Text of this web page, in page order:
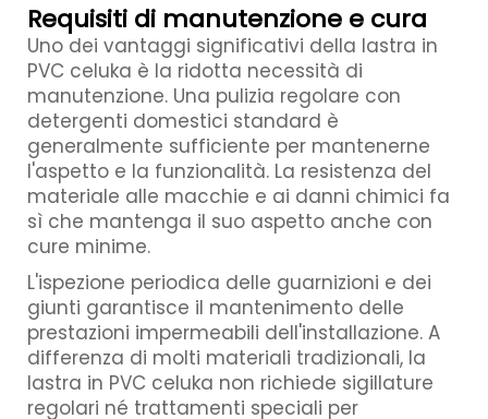
Requisiti di manutenzione e cura
Uno dei vantaggi significativi della lastra in
PVC celuka è la ridotta necessità di
manutenzione. Una pulizia regolare con
detergenti domestici standard è
generalmente sufficiente per mantenerne
l'aspetto e la funzionalità. La resistenza del
materiale alle macchie e ai danni chimici fa
sì che mantenga il suo aspetto anche con
cure minime.
L'ispezione periodica delle guarnizioni e dei
giunti garantisce il mantenimento delle
prestazioni impermeabili dell'installazione. A
differenza di molti materiali tradizionali, la
lastra in PVC celuka non richiede sigillature
regolari né trattamenti speciali per